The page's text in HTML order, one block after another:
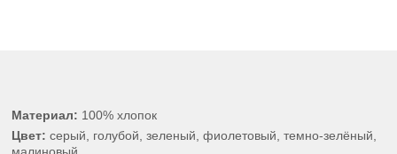
Материал: 100% хлопок
Цвет:серый, голубой, зеленый, фиолетовый, темно-зелёный,